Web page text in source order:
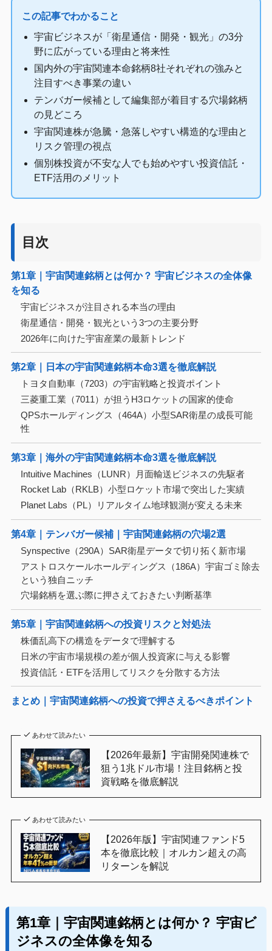
この記事でわかること
宇宙ビジネスが「衛星通信・開発・観光」の3分
野に広がっている理由と将来性
国内外の宇宙関連本命銘柄8社それぞれの強みと
注目すべき事業の違い
テンバガー候補として編集部が着目する穴場銘柄
の見どころ
宇宙関連株が急騰・急落しやすい構造的な理由と
リスク管理の視点
個別株投資が不安な人でも始めやすい投資信託・
ETF活用のメリット
目次
第1章｜宇宙関連銘柄とは何か？ 宇宙ビジネスの全体像
を知る
宇宙ビジネスが注目される本当の理由
衛星通信・開発・観光という3つの主要分野
2026年に向けた宇宙産業の最新トレンド
第2章｜日本の宇宙関連銘柄本命3選を徹底解説
トヨタ自動車（7203）の宇宙戦略と投資ポイント
三菱重工業（7011）が担うH3ロケットの国家的使命
QPSホールディングス（464A）小型SAR衛星の成長可能
性
第3章｜海外の宇宙関連銘柄本命3選を徹底解説
Intuitive Machines（LUNR）月面輸送ビジネスの先駆者
Rocket Lab（RKLB）小型ロケット市場で突出した実績
Planet Labs（PL）リアルタイム地球観測が変える未来
第4章｜テンバガー候補｜宇宙関連銘柄の穴場2選
Synspective（290A）SAR衛星データで切り拓く新市場
アストロスケールホールディングス（186A）宇宙ゴミ除去
という独自ニッチ
穴場銘柄を選ぶ際に押さえておきたい判断基準
第5章｜宇宙関連銘柄への投資リスクと対処法
株価乱高下の構造をデータで理解する
日米の宇宙市場規模の差が個人投資家に与える影響
投資信託・ETFを活用してリスクを分散する方法
まとめ｜宇宙関連銘柄への投資で押さえるべきポイント
あわせて読みたい
【2026年最新】宇宙開発関連株で
狙う1兆ドル市場！注目銘柄と投
資戦略を徹底解説
あわせて読みたい
【2026年版】宇宙関連ファンド5
本を徹底比較｜オルカン超えの高
リターンを解説
第1章｜宇宙関連銘柄とは何か？ 宇宙ビ
ジネスの全体像を知る